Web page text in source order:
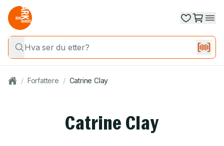
/ Forfattere / Catrine Clay
Catrine Clay